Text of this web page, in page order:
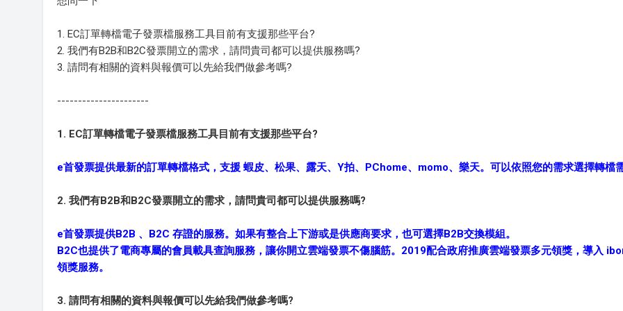
1. EC訂單轉檔電子發票檔服務工具目前有支援那些平台?
2. 我們有B2B和B2C發票開立的需求，請問貴司都可以提供服務嗎?
3. 請問有相關的資料與報價可以先給我們做參考嗎?
----------------------
1. EC訂單轉檔電子發票檔服務工具目前有支援那些平台?
e首發票提供最新的訂單轉檔格式，支援 蝦皮、松果、露天、Y拍、PChome、momo、樂天。可以依照您的需求選擇轉檔需
2. 我們有B2B和B2C發票開立的需求，請問貴司都可以提供服務嗎?
e首發票提供B2B 、B2C 存證的服務。如果有整合上下游或是供應商要求，也可選擇B2B交換模組。
B2C也提供了電商專屬的會員載具查詢服務，讓你開立雲端發票不傷腦筋。2019配合政府推廣雲端發票多元領獎，導入
領獎服務。
3. 請問有相關的資料與報價可以先給我們做參考嗎?